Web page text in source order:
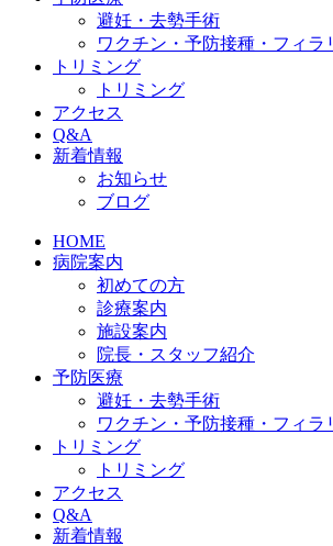
避妊・去勢手術
ワクチン・予防接種・フィラ
トリミング
トリミング
アクセス
Q&A
新着情報
お知らせ
ブログ
HOME
病院案内
初めての方
診療案内
施設案内
院長・スタッフ紹介
予防医療
避妊・去勢手術
ワクチン・予防接種・フィラ
トリミング
トリミング
アクセス
Q&A
新着情報